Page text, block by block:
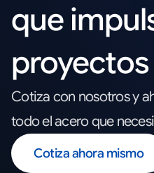
que
proyectos
Cotiza con nosotros y
todo el acero que
Cotiza ahora mismo